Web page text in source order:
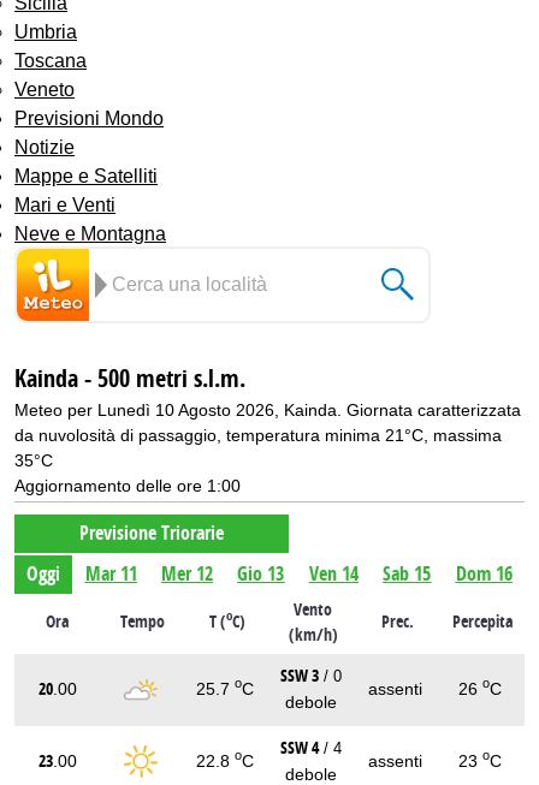
Umbria
Toscana
Veneto
Previsioni Mondo
Notizie
Mappe e Satelliti
Mari e Venti
Neve e Montagna
Kainda - 500 metri s.l.m.
Meteo per Lunedì 10 Agosto 2026, Kainda. Giornata caratterizzata
da nuvolosità di passaggio, temperatura minima 21°C, massima
35°C
Aggiornamento delle ore 1:00
Previsione Triorarie
Oggi
Mar 11 Mer 12 Gio 13 Ven 14 Sab 15 Dom 16
Ora Tempo T (oC)
Vento
(km/h)
Prec. Percepita
20 .00 25.7 oC
SSW 3 / 0
debole
assenti 26 oC
23 .00 22.8 oC
SSW 4 / 4
debole
assenti 23 oC